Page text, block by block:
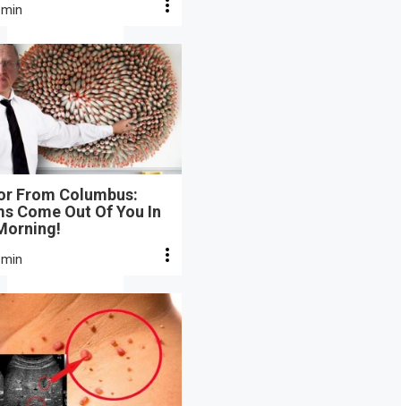
From Columbus:
Come Out Of You In